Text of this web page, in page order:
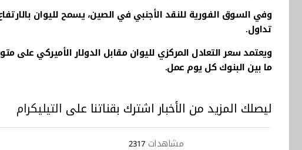
تداول.
ويعتمد سعر التعادل المركزي لليوان مقابل الدولار الأميركي
ما بين البنوك كل يوم عمل.
ليصلك المزيد من الأخبار اشترك بقناتنا على التيليكرام
مشاهدات 2317